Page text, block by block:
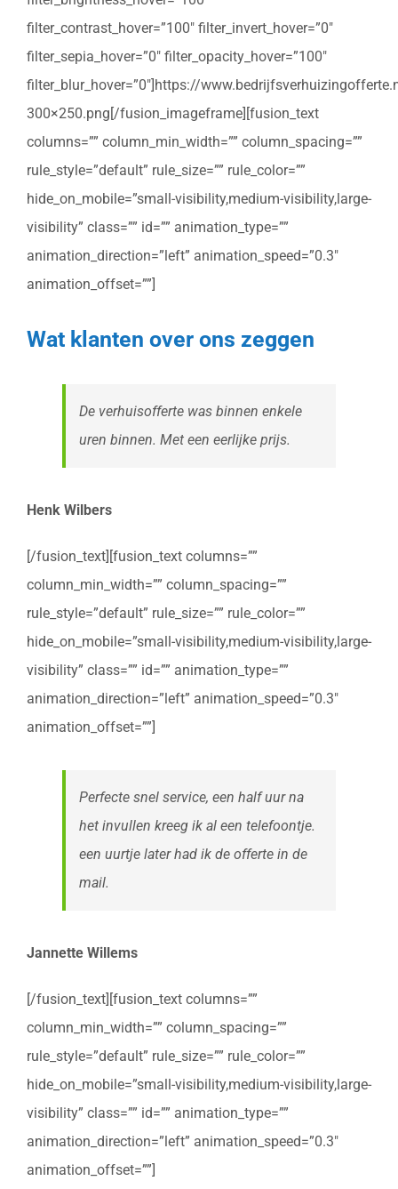
filter_contrast_hover=”100″ filter_invert_hover=”0″
filter_sepia_hover=”0″ filter_opacity_hover=”100″
filter_blur_hover=”0″]https://
300×250.png[/fusion_imageframe][fusion_text
columns=”” column_min_width=”” column_spacing=””
rule_style=”default” rule_size=”” rule_color=””
hide_on_mobile=”small-visibility,medium-visibility,large-
visibility” class=”” id=”” animation_type=””
animation_direction=”left” animation_speed=”0.3″
animation_offset=””]
Wat klanten over ons zeggen
De verhuisofferte was binnen enkele
uren binnen. Met een eerlijke prijs.
Henk Wilbers
[/fusion_text][fusion_text columns=””
column_min_width=”” column_spacing=””
rule_style=”default” rule_size=”” rule_color=””
hide_on_mobile=”small-visibility,medium-visibility,large-
visibility” class=”” id=”” animation_type=””
animation_direction=”left” animation_speed=”0.3″
animation_offset=””]
Perfecte snel service, een half uur na
het invullen kreeg ik al een telefoontje.
een uurtje later had ik de offerte in de
mail.
Jannette Willems
[/fusion_text][fusion_text columns=””
column_min_width=”” column_spacing=””
rule_style=”default” rule_size=”” rule_color=””
hide_on_mobile=”small-visibility,medium-visibility,large-
visibility” class=”” id=”” animation_type=””
animation_direction=”left” animation_speed=”0.3″
animation_offset=””]